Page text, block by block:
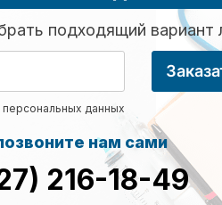
подходящий вариант
персональных данных
нам сами
216-18-49